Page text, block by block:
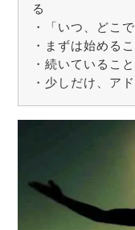
る
・「いつ、どこ
・まずは始める
・続いているこ
・少しだけ、ア